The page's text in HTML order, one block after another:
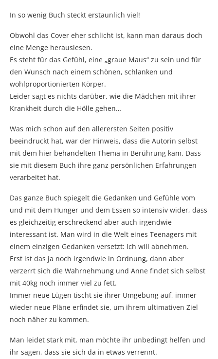
In so wenig Buch steckt erstaunlich viel!
Obwohl das Cover eher schlicht ist, kann man daraus doch
eine Menge herauslesen.
Es steht für das Gefühl, eine „graue Maus“ zu sein und für
den Wunsch nach einem schönen, schlanken und
wohlproportionierten Körper.
Leider sagt es nichts darüber, wie die Mädchen mit ihrer
Krankheit durch die Hölle gehen…
Was mich schon auf den allerersten Seiten positiv
beeindruckt hat, war der Hinweis, dass die Autorin selbst
mit dem hier behandelten Thema in Berührung kam. Dass
sie mit diesem Buch ihre ganz persönlichen Erfahrungen
verarbeitet hat.
Das ganze Buch spiegelt die Gedanken und Gefühle vom
und mit dem Hunger und dem Essen so intensiv wider, dass
es gleichzeitig erschreckend aber auch irgendwie
interessant ist. Man wird in die Welt eines Teenagers mit
einem einzigen Gedanken versetzt: Ich will abnehmen.
Erst ist das ja noch irgendwie in Ordnung, dann aber
verzerrt sich die Wahrnehmung und Anne findet sich selbst
mit 40kg noch immer viel zu fett.
Immer neue Lügen tischt sie ihrer Umgebung auf, immer
wieder neue Pläne erfindet sie, um ihrem ultimativen Ziel
noch näher zu kommen.
Man leidet stark mit, man möchte ihr unbedingt helfen und
ihr sagen, dass sie sich da in etwas verrennt.